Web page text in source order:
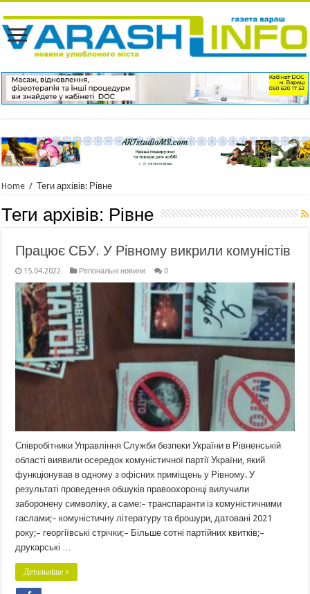
Home / Теги архівів: Рівне
Теги архівів: Рівне
Працює СБУ. У Рівному викрили комуністів
15.04.2022 Регіональні новини 0
Співробітники Управління Служби безпеки України в Рівненській
області виявили осередок комуністичної партії України, який
функціонував в одному з офісних приміщень у Рівному. У
результаті проведення обшуків правоохоронці вилучили
заборонену символіку, а саме:– транспаранти із комуністичними
гаслами;– комуністичну літературу та брошури, датовані 2021
року;– георгіївські стрічки;– Більше сотні партійних квитків;–
друкарські …
Детальніше »